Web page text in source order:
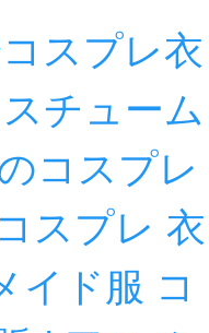
スプレ衣
チューム
コスプレ
スプレ 衣
イド服 コ